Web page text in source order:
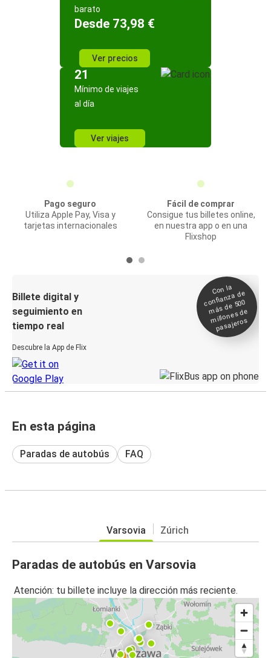
barato
Desde 73,98 €
Ver precios
21
Mínimo de viajes
al día
Ver viajes
Pago seguro
Utiliza Apple Pay, Visa y
tarjetas internacionales
Fácil de comprar
Consigue tus billetes online,
en nuestra app o en una
Flixshop
Billete digital y
seguimiento en
tiempo real
Descubre la App de Flix
Con la
confianza de
más de 500
millones de
pasajeros
En esta página
Paradas de autobús FAQ
Varsovia Zúrich
Paradas de autobús en Varsovia
Atención: tu billete incluye la dirección más reciente.